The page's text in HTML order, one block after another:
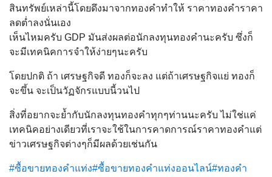
สินทรัพย์เหล่านี้โดยดึงมาจากทองคำทำให้ ราคาทองคำราคา
ลดต่ำลงนั่นเอง
เห็นไหมครับ GDP มันส่งผลต่อนักลงทุนทองคำนะครับ ซึ่งก็
จะมีเทคนิคการจำให้ง่ายๆนะครับ
โดยปกติ ถ้า เศรษฐกิจดี ทองก็จะลง แต่ถ้าเศรษฐกิจแย่ ทองก็
จะขึ้น จะเป็นวัฏจักรแบบนี้วนไป
สิ่งที่อยากจะย้ำกับนักลงทุนทองคำทุกๆท่านนะครับ ไม่ใช่แค่
เทคนิคอย่างเดียวที่เราจะใช้ในการคาดการณ์ราคาทองคำแต่
ข่าวเศรษฐกิจต่างๆก็มีผลด้วยเช่นกัน
#ซื้อขายทองคำแท่ง#ซื้อขายทองคำแท่งออนไลน์#ทองคำ